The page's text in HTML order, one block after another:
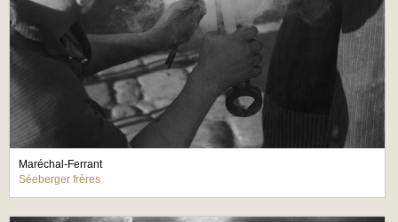
Maréchal-Ferrant
Séeberger frères